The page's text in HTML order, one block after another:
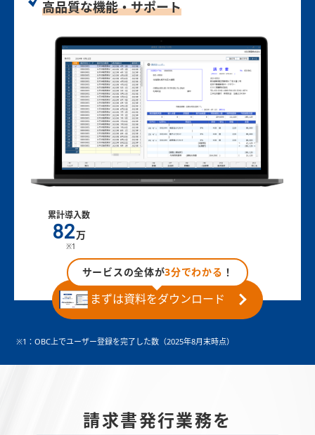
高品質な機能・サポート
累計導入数
82万
※1
サービスの全体が3分でわかる ！
まずは資料をダウンロード
※1：OBC上でユーザー登録を完了した数（2025年8月末時点）
請求書発行業務を